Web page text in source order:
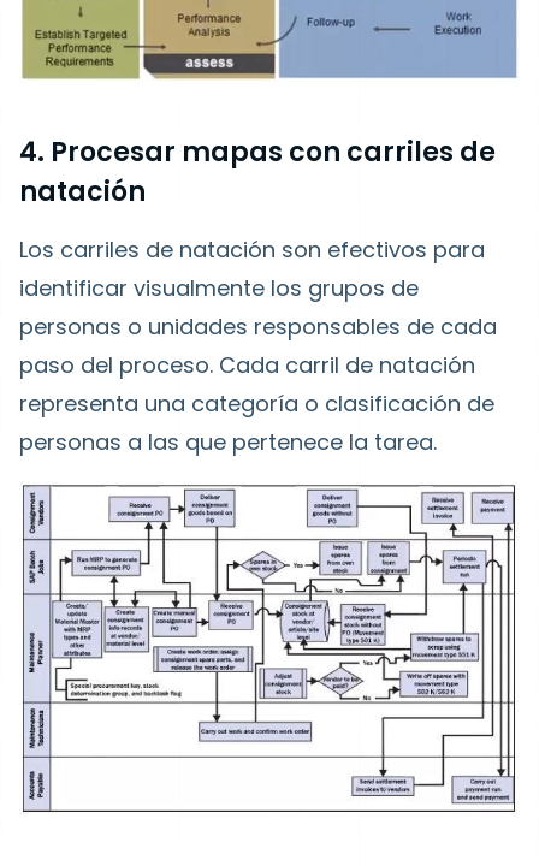
4. Procesar mapas con carriles de
natación
Los carriles de natación son efectivos para
identificar visualmente los grupos de
personas o unidades responsables de cada
paso del proceso. Cada carril de natación
representa una categoría o clasificación de
personas a las que pertenece la tarea.